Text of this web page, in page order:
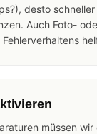
desto
Auch Foto-
müssen wir